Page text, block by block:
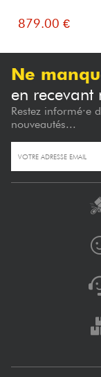
-Belle sonorité ,
NOTE GLOBALE
RÉSISTANCE ★
★
★★
FACILE A
879.00 €
Ne
en recevant
Restez informé·e
nouveautés...